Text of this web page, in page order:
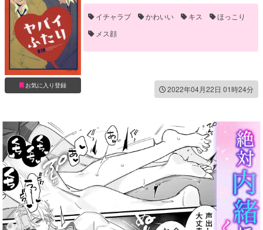
お気に入り登録
イチャラブ かわいい キス
ほっこり
メス顔
2022年04月22日 01時24分